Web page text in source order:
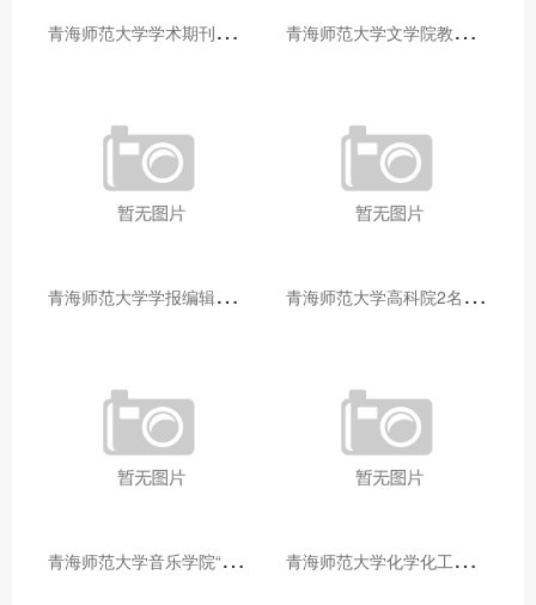
青
海师范大学学术期刊两个专栏入选2025年青海省期刊重点专栏 青
海师范大学文学院教师赴山东省相关高校和学术机构交流学习
青
海师范大学学报编辑部赴大通县城关镇上毛佰胜村开展帮扶慰问活动 青
海师范大学高科院2名专家当选中国科学院院士
青
海师范大学音乐学院“青舞华章”本科舞蹈专业中期汇报圆满落幕 青
海师范大学化学化工学院开展铸牢中华民族共同体意识大讲堂活动